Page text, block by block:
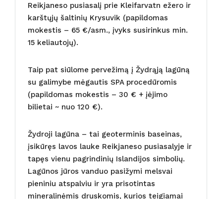
Reikjaneso pusiasalį prie Kleifarvatn ežero ir
karštųjų šaltinių Krysuvik (papildomas
mokestis – 65 €/asm., įvyks susirinkus min.
15 keliautojų).
Taip pat siūlome pervežimą į Žydrąją lagūną
su galimybe mėgautis SPA procedūromis
(papildomas mokestis – 30 € + įėjimo
bilietai ~ nuo 120 €).
Žydroji lagūna – tai geoterminis baseinas,
įsikūręs lavos lauke Reikjaneso pusiasalyje ir
tapęs vienu pagrindinių Islandijos simbolių.
Lagūnos jūros vanduo pasižymi melsvai
pieniniu atspalviu ir yra prisotintas
mineralinėmis druskomis, kurios teigiamai